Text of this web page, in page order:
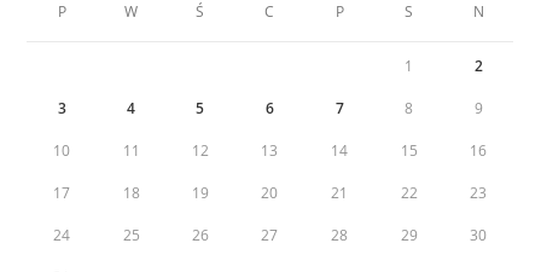
P W Ś C P S N
1 2
3 4 5 6 7 8 9
10 11 12 13 14 15 16
17 18 19 20 21 22 23
24 25 26 27 28 29 30